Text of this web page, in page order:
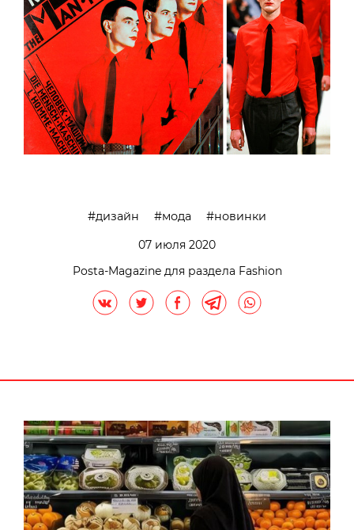
дизайн мода
новинки
07 июля 2020
Posta-Magazine для раздела Fashion